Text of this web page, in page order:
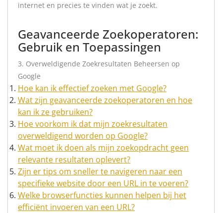
internet en precies te vinden wat je zoekt.
Geavanceerde Zoekoperatoren:
Gebruik en Toepassingen
3. Overweldigende Zoekresultaten Beheersen op
Google
Hoe kan ik effectief zoeken met Google?
Wat zijn geavanceerde zoekoperatoren en hoe
kan ik ze gebruiken?
Hoe voorkom ik dat mijn zoekresultaten
overweldigend worden op Google?
Wat moet ik doen als mijn zoekopdracht geen
relevante resultaten oplevert?
Zijn er tips om sneller te navigeren naar een
specifieke website door een URL in te voeren?
Welke browserfuncties kunnen helpen bij het
efficiënt invoeren van een URL?